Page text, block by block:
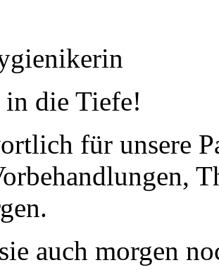
in die Tiefe!
für unsere
auch morgen